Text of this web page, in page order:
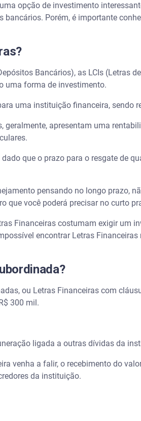
opção de investimento
Porém, é importante
Bancários), as LCIs (Letras
uma forma de investimento.
uma instituição financeira, sendo
geralmente, apresentam uma
que o prazo para o resgate de
pensando no longo prazo,
que você poderá precisar no curto
Financeiras costumam exigir um
encontrar Letras
ou Letras Financeiras com
300 mil.
ligada a outras dívidas da
venha a falir, o recebimento do
da instituição.